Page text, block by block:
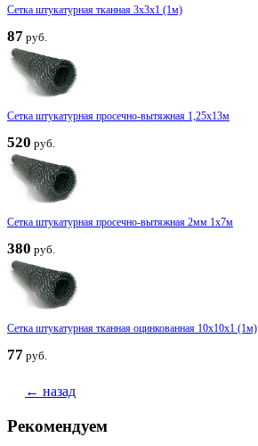
Сетка штукатурная тканная 3х3x1 (1м)
87 руб.
Сетка штукатурная просечно-вытяжная 1,25x13м
520 руб.
Сетка штукатурная просечно-вытяжная 2мм 1x7м
380 руб.
Сетка штукатурная тканная оцинкованная 10х10x1 (1м)
77 руб.
← назад
Рекомендуем